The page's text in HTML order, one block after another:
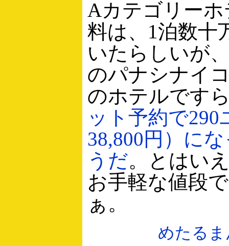
Aカテゴリー
料は、1泊数十
いたらしいが
のパナシナイ
のホテルです
ット予約で290
38,800円）に
うだ。とはい
お手軽な値段
ぁ。
めたる